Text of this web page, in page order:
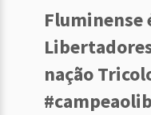
Fluminense
nação